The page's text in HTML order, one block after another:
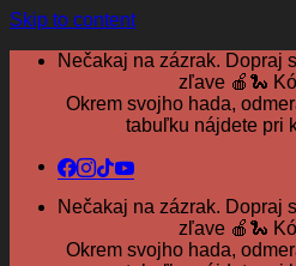
Skip to content
Nečakaj na zázrak. Dopraj
zľave 🍎🐍
Okrem svojho hada,
tabuľku nájdete pri
Nečakaj na zázrak. Dopraj
zľave 🍎🐍
Okrem svojho hada,